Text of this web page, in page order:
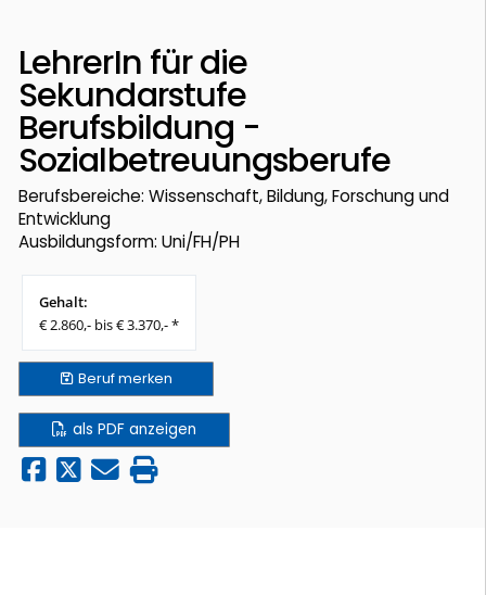
LehrerIn für die
Sekundarstufe
Berufsbildung -
Sozialbetreuungsberufe
Berufsbereiche: Wissenschaft, Bildung, Forschung und
Entwicklung
Ausbildungsform: Uni/FH/PH
Gehalt:
€ 2.860,- bis € 3.370,- *
Berufmerken
als PDF anzeigen